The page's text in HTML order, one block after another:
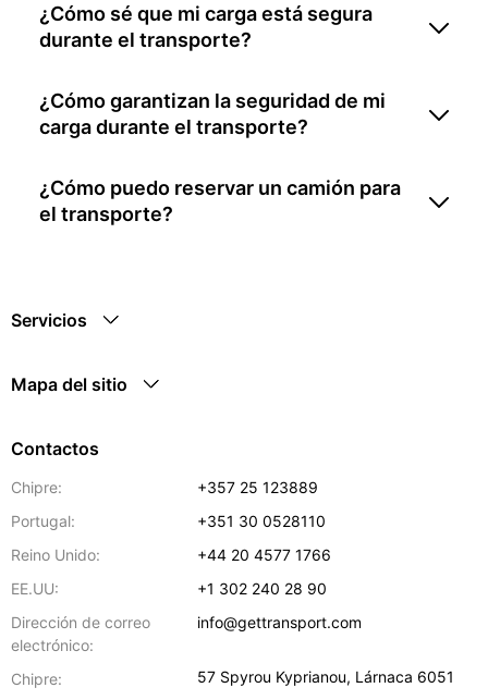
¿Cómo sé que mi carga está segura
durante el transporte?
¿Cómo garantizan la seguridad de mi
carga durante el transporte?
¿Cómo puedo reservar un camión para
el transporte?
Servicios
Mapa del sitio
Contactos
Chipre:
+357 25 123889
Portugal:
+351 30 0528110
Reino Unido:
+44 20 4577 1766
EE.UU:
+1 302 240 28 90
Dirección de correo
electrónico:
info@gettransport.com
Chipre: 57 Spyrou Kyprianou, Lárnaca 6051